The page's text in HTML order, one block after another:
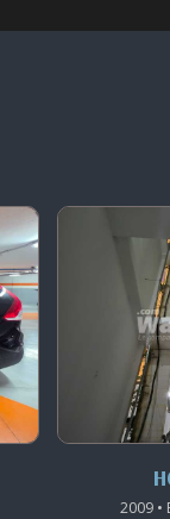
2009 •